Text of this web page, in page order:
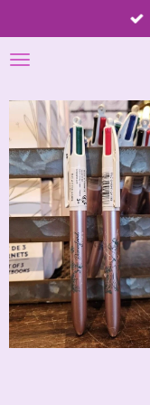
direct
naar
hoofdinhoud